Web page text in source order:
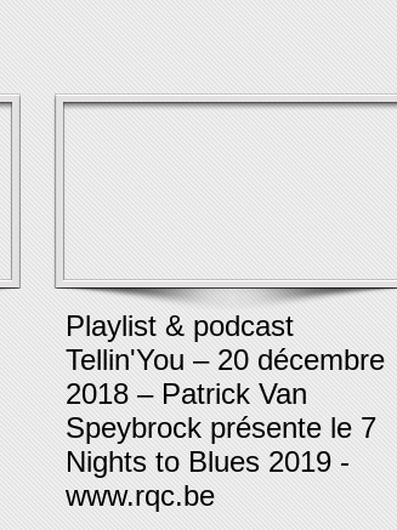
Playlist & podcast
Tellin'You – 20 décembre
2018 – Patrick Van
Speybrock présente le 7
Nights to Blues 2019 -
www.rqc.be